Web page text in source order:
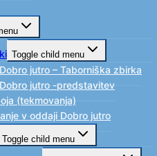
Toggle child menu
jutro – Taborniška zbirka
jutro -predstavitev
(tekmovanja)
v oddaji Dobro jutro
Toggle child menu